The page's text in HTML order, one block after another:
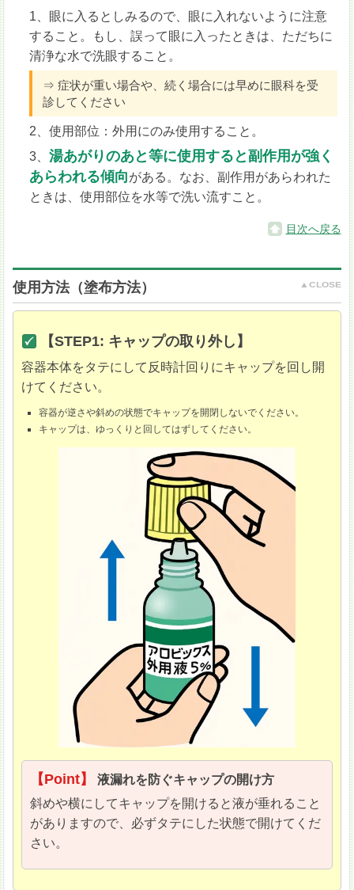
1、眼に入るとしみるので、眼に入れないように注意
すること。もし、誤って眼に入ったときは、ただちに
清浄な水で洗眼すること。
⇒ 症状が重い場合や、続く場合には早めに眼科を受
診してください
2、使用部位：外用にのみ使用すること。
3、湯あがりのあと等に使用すると副作用が強く
あらわれる傾向がある。なお、副作用があらわれた
ときは、使用部位を水等で洗い流すこと。
目次へ戻る
使用方法（塗布方法）
【STEP1: キャップの取り外し】
容器本体をタテにして反時計回りにキャップを回し開
けてください。
容器が逆さや斜めの状態でキャップを開閉しないでください。
キャップは、ゆっくりと回してはずしてください。
【Point】
液漏れを防ぐキャップの開け方
斜めや横にしてキャップを開けると液が垂れること
がありますので、必ずタテにした状態で開けてくだ
さい。